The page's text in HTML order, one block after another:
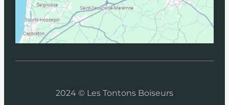
2024 © Les Tontons Boiseurs